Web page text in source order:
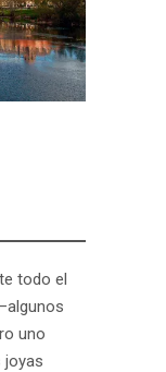
todo el
uno
joyas